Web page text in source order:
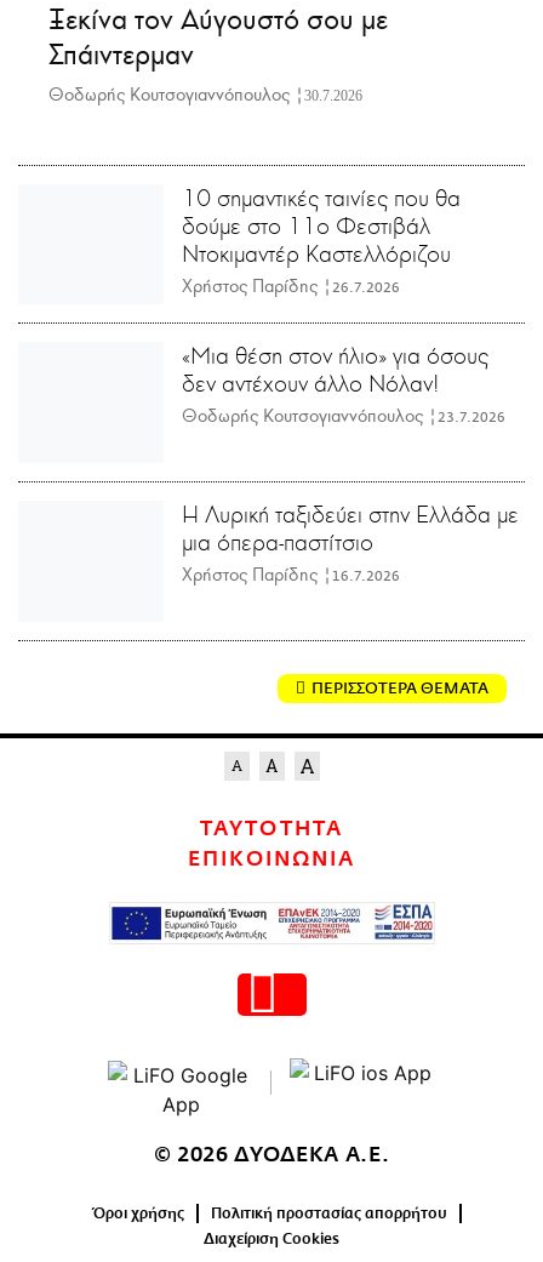
Ξεκίνα τον Αύγουστό σου με
Σπάιντερμαν
Θοδωρής Κουτσογιαννόπουλος | 30.7.2026
10 σημαντικές ταινίες που θα
δούμε στο 11ο Φεστιβάλ
Ντοκιμαντέρ Καστελλόριζου
Χρήστος Παρίδης | 26.7.2026
«Μια θέση στον ήλιο» για όσους
δεν αντέχουν άλλο Νόλαν!
Θοδωρής Κουτσογιαννόπουλος | 23.7.2026
Η Λυρική ταξιδεύει στην Ελλάδα με
μια όπερα-παστίτσιο
Χρήστος Παρίδης | 16.7.2026
ΠΕΡΙΣΣΟΤΕΡΑ ΘΕΜΑΤΑ
ΤΑΥΤΟΤΗΤΑ
ΕΠΙΚΟΙΝΩΝΙΑ
© 2026 ΔΥΟΔΕΚΑ Α.Ε.
Όροι χρήσης
Πολιτική προστασίας απορρήτου
Διαχείριση Cookies